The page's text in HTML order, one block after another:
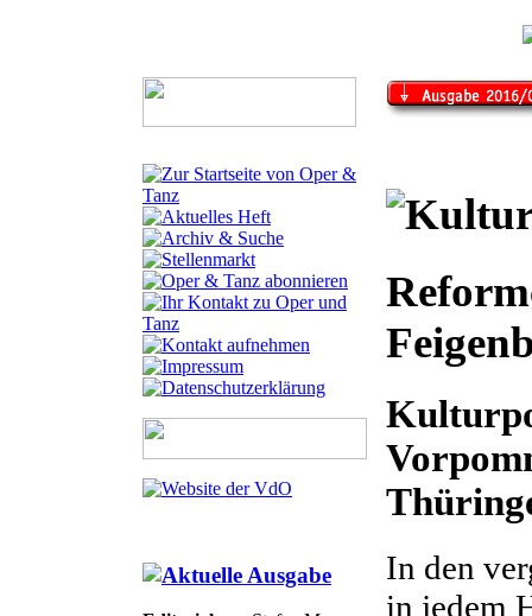
In den
in jedem